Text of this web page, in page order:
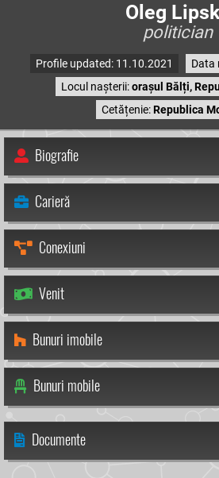
Oleg
politician
Profile updated: 11.10.2021 Data
Locul nașterii:orașul Bălți,
Cetățenie:Republica
Biografie
Carieră
Conexiuni
Venit
Bunuri imobile
Bunuri mobile
Documente